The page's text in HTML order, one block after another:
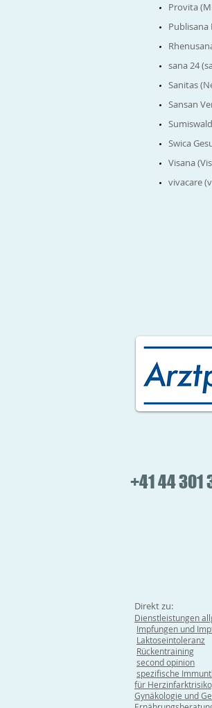
Provita
Publisana
sana 24
Sanitas
Sansan
Swica
Visana
vivacare
+41 44 301
Direkt zu:
Dienstleistungen
Impfungen und
Laktoseintoleranz
Rückentraining
second opinion
spezifische
für
Gynäkologie und